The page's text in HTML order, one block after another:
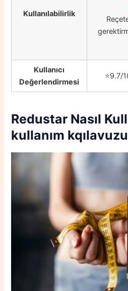
Kullanılabilirlik
Kullanıcı
Değerlendirmesi
⭐️9.7/
Redustar Nasıl
kullanım